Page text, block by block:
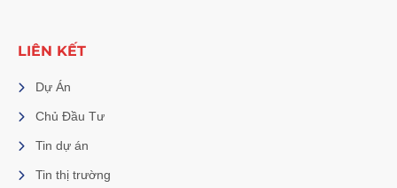
LIÊN KẾT
Dự Án
Chủ Đầu Tư
Tin dự án
Tin thị trường